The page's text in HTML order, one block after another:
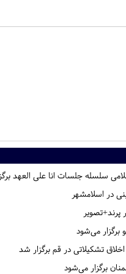
سلسله جلسات انا علی العهد
در اسلامشهر
پرند+تصویر
برگزار می‌شود
تشکیلاتی در قم برگزار شد
برگزار می‌شود